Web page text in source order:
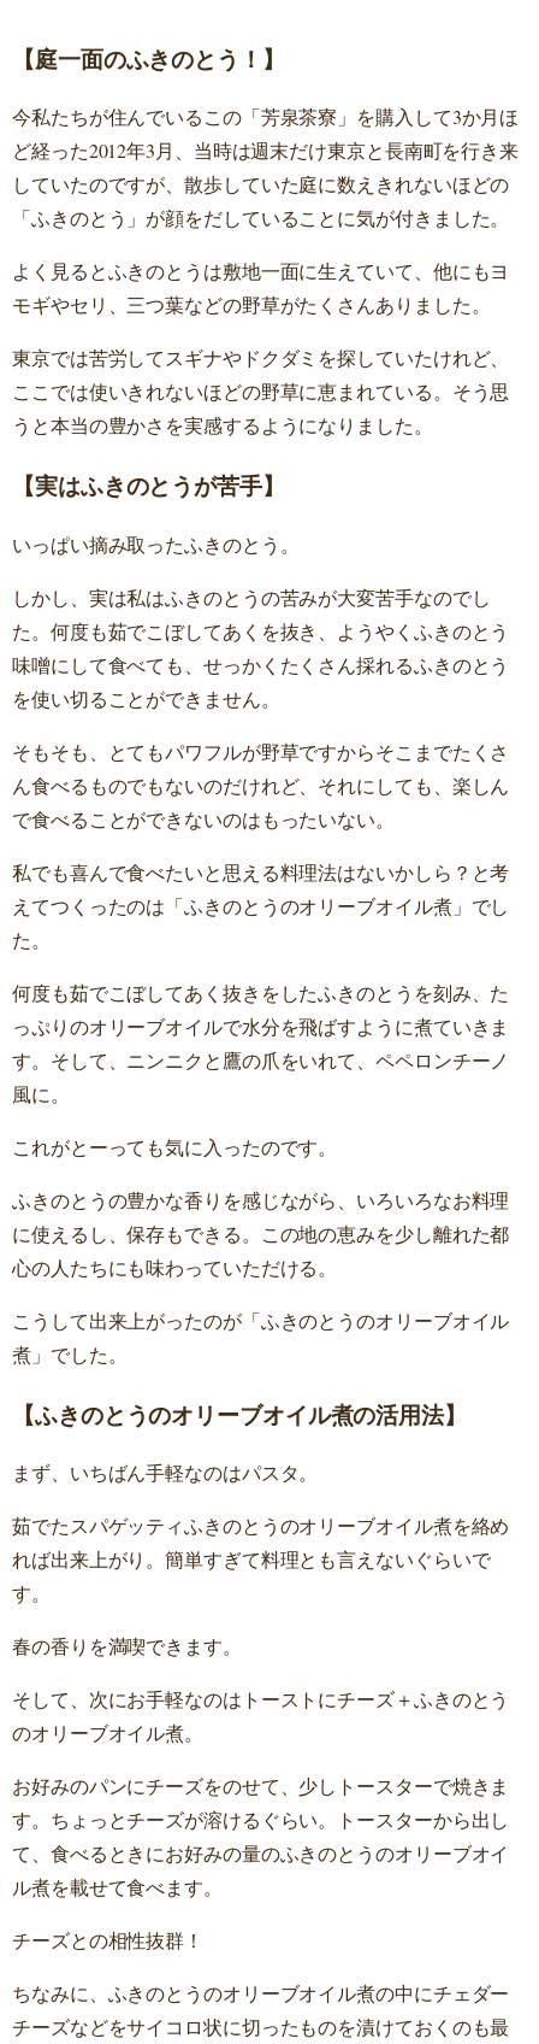
【庭一面のふきのとう！】
今私たちが住んでいるこの「芳泉茶寮」を購入して3か月ほ
ど経った2012年3月、当時は週末だけ東京と長南町を行き来
していたのですが、散歩していた庭に数えきれないほどの
「ふきのとう」が顔をだしていることに気が付きました。
よく見るとふきのとうは敷地一面に生えていて、他にもヨ
モギやセリ、三つ葉などの野草がたくさんありました。
東京では苦労してスギナやドクダミを探していたけれど、
ここでは使いきれないほどの野草に恵まれている。そう思
うと本当の豊かさを実感するようになりました。
【実はふきのとうが苦手】
いっぱい摘み取ったふきのとう。
しかし、実は私はふきのとうの苦みが大変苦手なのでし
た。何度も茹でこぼしてあくを抜き、ようやくふきのとう
味噌にして食べても、せっかくたくさん採れるふきのとう
を使い切ることができません。
そもそも、とてもパワフルが野草ですからそこまでたくさ
ん食べるものでもないのだけれど、それにしても、楽しん
で食べることができないのはもったいない。
私でも喜んで食べたいと思える料理法はないかしら？と考
えてつくったのは「ふきのとうのオリーブオイル煮」でし
た。
何度も茹でこぼしてあく抜きをしたふきのとうを刻み、た
っぷりのオリーブオイルで水分を飛ばすように煮ていきま
す。そして、ニンニクと鷹の爪をいれて、ペペロンチーノ
風に。
これがとーっても気に入ったのです。
ふきのとうの豊かな香りを感じながら、いろいろなお料理
に使えるし、保存もできる。この地の恵みを少し離れた都
心の人たちにも味わっていただける。
こうして出来上がったのが「ふきのとうのオリーブオイル
煮」でした。
【ふきのとうのオリーブオイル煮の活用法】
まず、いちばん手軽なのはパスタ。
茹でたスパゲッティふきのとうのオリーブオイル煮を絡め
れば出来上がり。簡単すぎて料理とも言えないぐらいで
す。
春の香りを満喫できます。
そして、次にお手軽なのはトーストにチーズ＋ふきのとう
のオリーブオイル煮。
お好みのパンにチーズをのせて、少しトースターで焼きま
す。ちょっとチーズが溶けるぐらい。トースターから出し
て、食べるときにお好みの量のふきのとうのオリーブオイ
ル煮を載せて食べます。
チーズとの相性抜群！
ちなみに、ふきのとうのオリーブオイル煮の中にチェダー
チーズなどをサイコロ状に切ったものを漬けておくのも最